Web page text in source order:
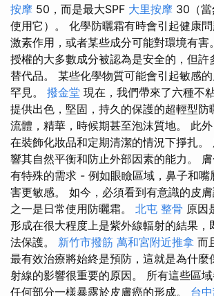
按摩 50，而是最大SPF 大里按摩 30（
使用它）。 化學防曬霜有時會引起健康
激素作用，或者某些成分可能對環境有害
授權的大多數成分被認為是安全的，但許
替代品。 某些化學物質可能會引起敏感
罕見。 撥金堂 現在，我們帶來了六種不
提供出色，堅固，持久的保護的超輕型防
流體，精華，時候期甚至泡沫質地。 此
在裝飾化妝品和定期清潔的情況下掙扎。
響其自然平衡和防止外部因素的能力。
有特殊的需求 - 例如眼瞼區域，鼻子和嘴
害更敏感。 如今，必須看到有意識的皮
之一是日常使用防曬霜。 北屯 整骨 原因
形成在很大程度上是紫外線輻射的結果，
法保護。 新竹市撥筋 萬和宮附近推拿 而
最有效治療將始終是預防，這就是為什麼
射線的影響很重要的原因。 所有這些區
任何部分一樣暴露於皮膚癌的形成。 台